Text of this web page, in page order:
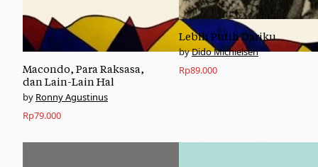
Macondo, Para Raksasa,
dan Lain-Lain Hal
Ronny Agustinus
Rp79.000
Lebih Putih Dariku
Dido Michielsen
Rp89.000